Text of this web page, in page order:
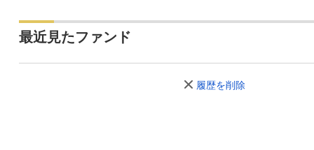
最近見たファンド
履歴を削除